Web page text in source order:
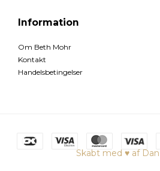
Information
Om Beth Mohr
Kontakt
Handelsbetingelser
Skabt med ♥ af